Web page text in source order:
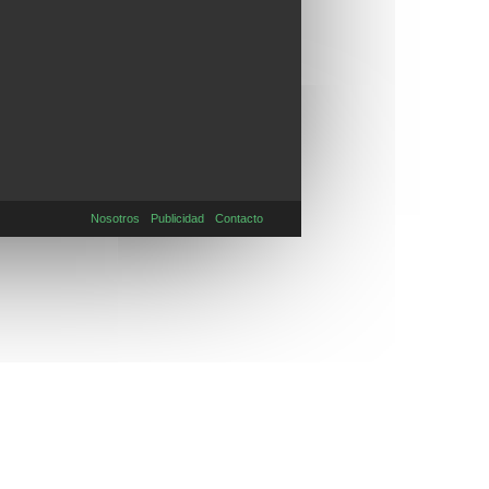
Nosotros Publicidad Contacto